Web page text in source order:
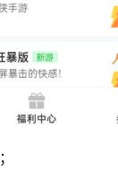
；